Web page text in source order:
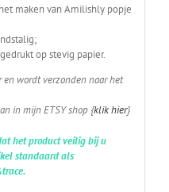
maken van Amilishly popje
op stevig papier.
wordt verzonden naar het
in mijn ETSY shop {klik hier}
het product veilig bij u
standaard als